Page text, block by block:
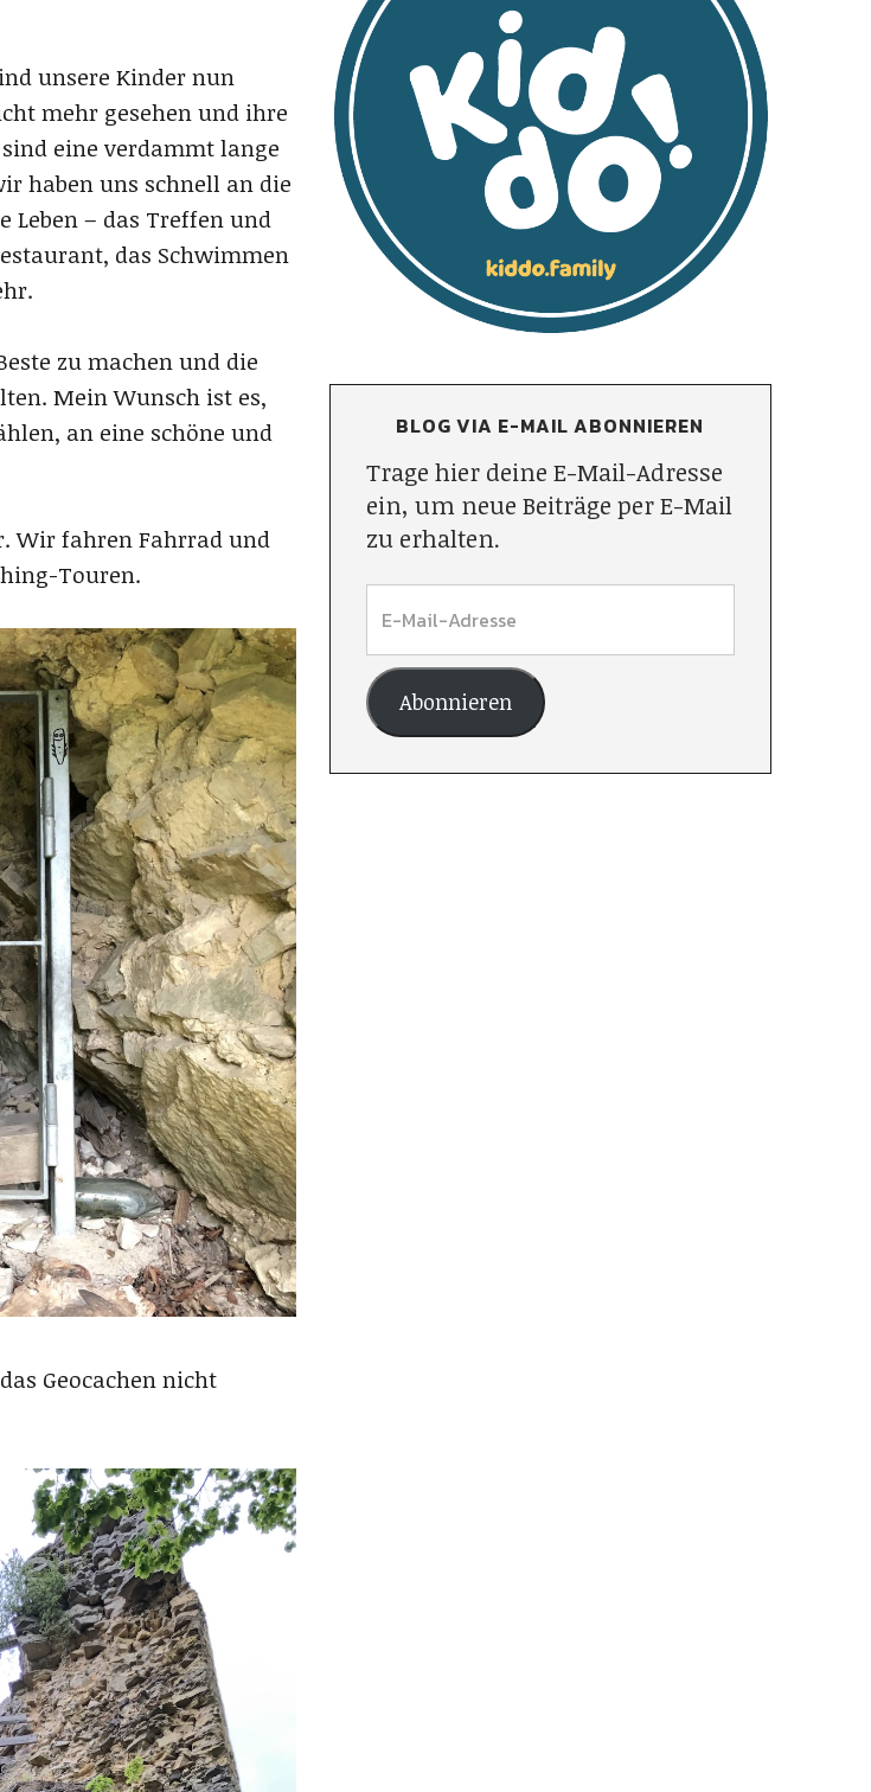
unsere Kinder nun
mehr gesehen und ihre
eine verdammt lange
haben uns schnell an die
– das Treffen und
das Schwimmen
zu machen und die
Mein Wunsch ist es,
an eine schöne und
Wir fahren Fahrrad und
Touren.
Geocachen nicht
BLOG VIA E-MAIL ABONNIEREN
Trage hier deine E-Mail-Adresse
ein, um neue Beiträge per E-Mail
zu erhalten.
Abonnieren